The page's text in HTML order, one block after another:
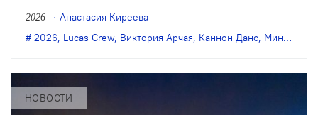
современного танца «Открытый
взгляд» («Open Look»). В программе —
зарубежных коллективов, а также
мастер-классы и лаборатории.
2026
Анастасия Киреева
2026, Lucas Crew, Виктория Арчая, Каннон Данс, Минсу Ким
НОВОСТИ